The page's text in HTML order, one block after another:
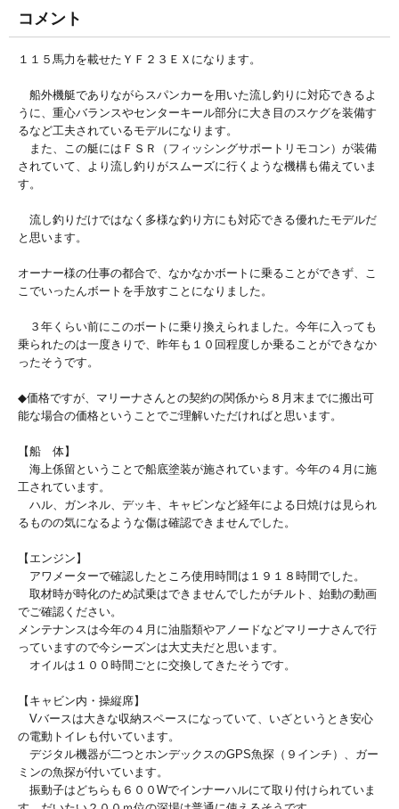
コメント
１１５馬力を載せたＹＦ２３ＥＸになります。
船外機艇でありながらスパンカーを用いた流し釣りに対応できるよ
うに、重心バランスやセンターキール部分に大き目のスケグを装備す
るなど工夫されているモデルになります。
また、この艇にはＦＳＲ（フィッシングサポートリモコン）が装備
されていて、より流し釣りがスムーズに行くような機構も備えていま
す。
流し釣りだけではなく多様な釣り方にも対応できる優れたモデルだ
と思います。
オーナー様の仕事の都合で、なかなかボートに乗ることができず、こ
こでいったんボートを手放すことになりました。
３年くらい前にこのボートに乗り換えられました。今年に入っても
乗られたのは一度きりで、昨年も１０回程度しか乗ることができなか
ったそうです。
◆価格ですが、マリーナさんとの契約の関係から８月末までに搬出可
能な場合の価格ということでご理解いただければと思います。
【船 体】
海上係留ということで船底塗装が施されています。今年の４月に施
工されています。
ハル、ガンネル、デッキ、キャビンなど経年による日焼けは見られ
るものの気になるような傷は確認できませんでした。
【エンジン】
アワメーターで確認したところ使用時間は１９１８時間でした。
取材時が時化のため試乗はできませんでしたがチルト、始動の動画
でご確認ください。
メンテナンスは今年の４月に油脂類やアノードなどマリーナさんで行
っていますので今シーズンは大丈夫だと思います。
オイルは１００時間ごとに交換してきたそうです。
【キャビン内・操縦席】
Vバースは大きな収納スペースになっていて、いざというとき安心
の電動トイレも付いています。
デジタル機器が二つとホンデックスのGPS魚探（９インチ）、ガー
ミンの魚探が付いています。
振動子はどちらも６００Wでインナーハルにて取り付けられていま